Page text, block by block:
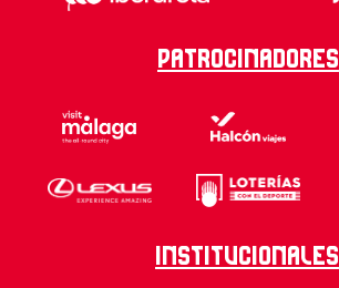
Patrocinadores
Institucionales